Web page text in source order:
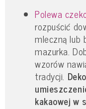
Polewa
rozpuścić
mleczną lub
mazurka.
wzorów
tradycji.
kakaowej w